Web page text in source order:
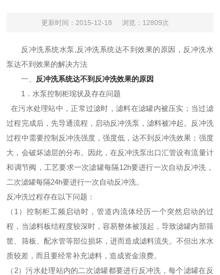
更新时间：2015-12-18 浏览：12809次
反冲洗系统水泵,反冲洗系统达不到效果的原因，反冲洗水
泵达不到效果的解决方法
一、 反冲洗系统达不到反冲洗效果的原因
1．水泵控制柜现状及存在问题
在污水处理站中，正常过滤时，滤料在滤罐内被压实；当过滤
过程完成后，先导通流程，启动反冲洗泵，滤料被冲起。反冲洗
过程中需要控制反冲洗强度，强度低，达不到反冲洗效果；强度
大，会破坏滤层的分布。因此，在反冲洗泵出口汇管设有流量计
和调节阀，工艺要求一次滤罐每隔12h要进行一次自动反冲洗，
二次滤罐每隔24h要进行一次自动反冲洗。
反冲洗过程存在以下问题：
（1）控制柜工频启动时，管道内流体经历一个突然启动的过
程，当滤料板结程度较深时，容易整体被顶起，导致滤罐内部筛
筐、筛板、配水管等部位损坏，进而造成滤料流失。不但出水水
质较差，而且要经常补充滤料，造成资金浪费。
（2）污水处理站内的二次滤罐都要进行反冲洗，每个滤罐在反